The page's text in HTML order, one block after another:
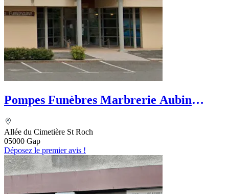
Pompes Funèbres Marbrerie Aubin
Allée du Cimetière St Roch
05000 Gap
Déposez le premier avis !